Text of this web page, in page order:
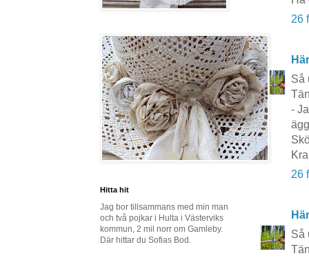
26
Så
-
26
Så
Hitta hit
Jag bor tillsammans med min man
och två pojkar i Hulta i Västerviks
kommun, 2 mil norr om Gamleby.
Där hittar du Sofias Bod.